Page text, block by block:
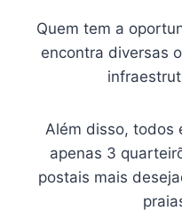
Quem tem a
encontra diversas
Além disso, todos
apenas 3
postais mais